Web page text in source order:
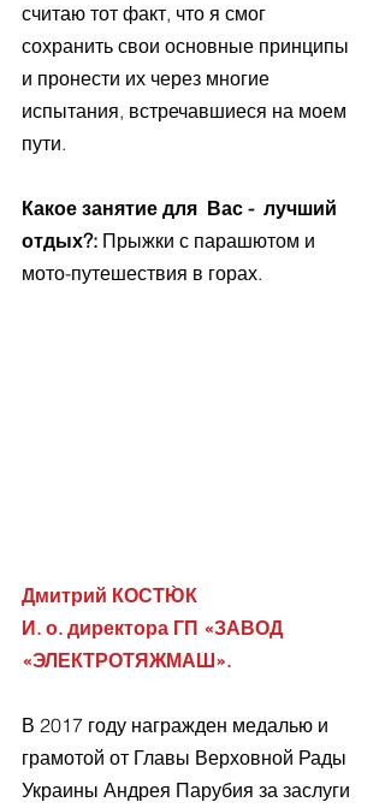
считаю тот факт, что я смог
сохранить свои основные принципы
и пронести их через многие
испытания, встречавшиеся на моем
пути.
Какое занятие для  Вас -  лучший
отдых?: Прыжки с парашютом и
мото-путешествия в горах.
Дмитрий КОСТЮ̀К
И. о. директора ГП «ЗАВОД
«ЭЛЕКТРОТЯЖМАШ».
В 2017 году награжден медалью и
грамотой от Главы Верховной Рады
Украины Андрея Парубия за заслуги